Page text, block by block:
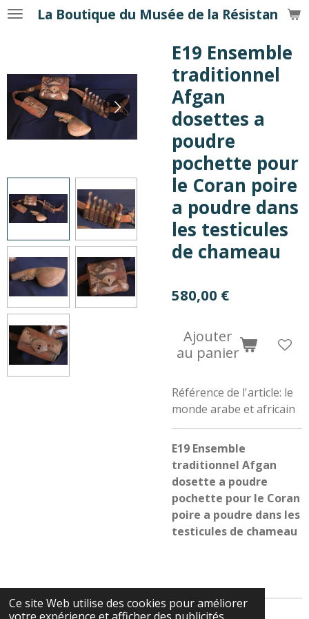
Ce site Web utilise des cookies pour améliorer
PasserLa Boutique du Musée de la Résistance
E19 Ensemble
traditionnel
Afgan
dosettes a
poudre
pochette pour
le Coran poire
a poudre dans
les testicules
de chameau
580,00 €
Ajouter
au panier
Référence de l'article: le
monde arabe et africain
E19 Ensemble
traditionnel Afgan
dosette a poudre
pochette pour le Coran
poire a poudre dans les
testicules de chameau